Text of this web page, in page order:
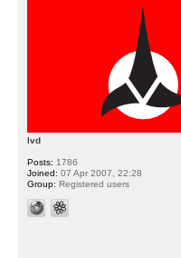
lvd
Posts: 1786
Joined: 07 Apr 2007, 22:28
Group: Registered users